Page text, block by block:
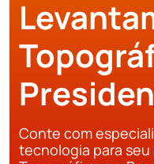
Conte com
tecnologia para